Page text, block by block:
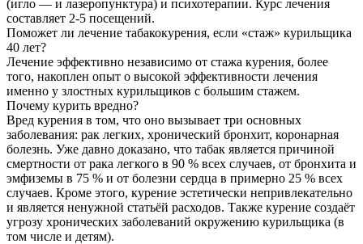
(игло — и лазеропунктура) и психотерапии. Курс лечения
составляет 2-5 посещений.
Поможет ли лечение табакокурения, если «стаж» курильщика
40 лет?
Лечение эффективно независимо от стажа курения, более
того, накоплен опыт о высокой эффективности лечения
именно у злостных курильщиков с большим стажем.
Почему курить вредно?
Вред курения в том, что оно вызывает три основных
заболевания: рак легких, хронический бронхит, коронарная
болезнь. Уже давно доказано, что табак является причиной
смертности от рака легкого в 90 % всех случаев, от бронхита и
эмфиземы в 75 % и от болезни сердца в примерно 25 % всех
случаев. Кроме этого, курение эстетически непривлекательно
и является ненужной статьёй расходов. Также курение создаёт
угрозу хронических заболеваний окружению курильщика (в
том числе и детям).